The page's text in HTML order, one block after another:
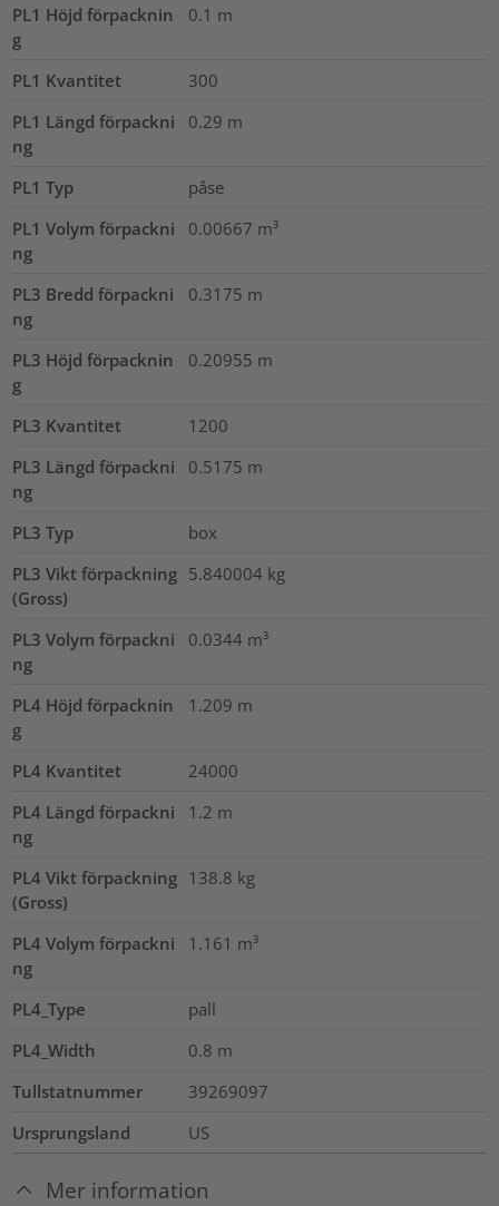
PL1 Höjd förpacknin
g
0.1 m
PL1 Kvantitet
300
PL1 Längd förpackni
ng
0.29 m
PL1 Typ
påse
PL1 Volym förpackni
ng
0.00667 m³
PL3 Bredd förpackni
ng
0.3175 m
PL3 Höjd förpacknin
g
0.20955 m
PL3 Kvantitet
1200
PL3 Längd förpackni
ng
0.5175 m
PL3 Typ
box
PL3 Vikt förpackning
(Gross)
5.840004 kg
PL3 Volym förpackni
ng
0.0344 m³
PL4 Höjd förpacknin
g
1.209 m
PL4 Kvantitet
24000
PL4 Längd förpackni
ng
1.2 m
PL4 Vikt förpackning
(Gross)
138.8 kg
PL4 Volym förpackni
ng
1.161 m³
PL4_Type
pall
PL4_Width
0.8 m
Tullstatnummer
39269097
Ursprungsland
US
Mer information